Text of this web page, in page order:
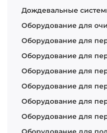
Дождевальные
Оборудование для
Оборудование для
Оборудование для
Оборудование для
Оборудование для
Оборудование для
Оборудование для